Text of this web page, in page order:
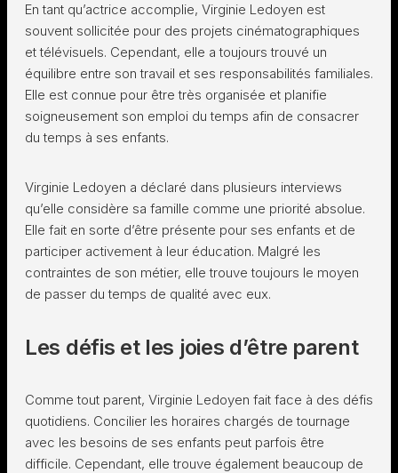
En tant qu’actrice accomplie, Virginie Ledoyen est
souvent sollicitée pour des projets cinématographiques
et télévisuels. Cependant, elle a toujours trouvé un
équilibre entre son travail et ses responsabilités familiales.
Elle est connue pour être très organisée et planifie
soigneusement son emploi du temps afin de consacrer
du temps à ses enfants.
Virginie Ledoyen a déclaré dans plusieurs interviews
qu’elle considère sa famille comme une priorité absolue.
Elle fait en sorte d’être présente pour ses enfants et de
participer activement à leur éducation. Malgré les
contraintes de son métier, elle trouve toujours le moyen
de passer du temps de qualité avec eux.
Les défis et les joies d’être parent
Comme tout parent, Virginie Ledoyen fait face à des défis
quotidiens. Concilier les horaires chargés de tournage
avec les besoins de ses enfants peut parfois être
difficile. Cependant, elle trouve également beaucoup de